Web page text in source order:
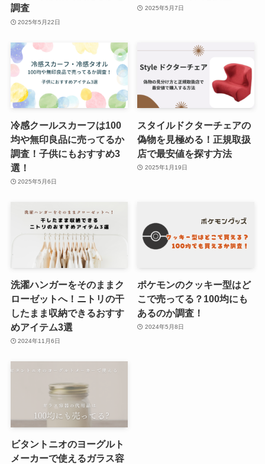
調査
2025年5月22日
2025年5月7日
冷感クールスカーフは100
均や無印良品に売ってるか
調査！子供にもおすすめ3
選！
2025年5月6日
スタイルドクターチェアの
偽物を見極める！正規取扱
店で最安値を探す方法
2025年1月19日
洗濯ハンガーをそのままク
ローゼットへ！ニトリの干
したまま収納できるおすす
めアイテム3選
2024年11月6日
ポケモンのクッキー型はど
こで売ってる？100均にも
あるのか調査！
2024年5月8日
ビタントニオのヨーグルト
メーカーで使えるガラス容